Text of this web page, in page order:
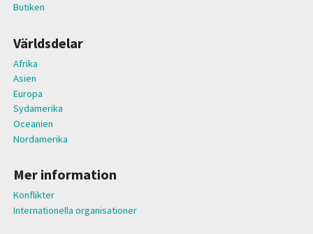
Butiken
Världsdelar
Afrika
Asien
Europa
Sydamerika
Oceanien
Nordamerika
Mer information
Konflikter
Internationella organisationer